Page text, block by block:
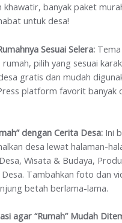
khawatir, banyak paket
untuk desa!
Sesuai Selera:
rumah, pilih yang sesuai
gratis dan mudah
platform favorit banyak
dengan Cerita Desa: Ini
desa lewat halaman-
Wisata & Budaya,
Tambahkan foto dan
betah berlama-lama.
agar “Rumah” Mudah